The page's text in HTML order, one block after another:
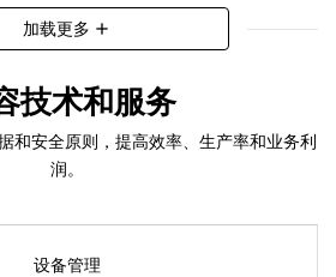
加载更多 add
技术和服务
和安全原则，提高效率、生产率和业务利
润。
设备管理